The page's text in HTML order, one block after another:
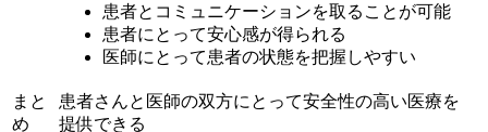
患者とコミュニケーションを取ることが可能
患者にとって安心感が得られる
医師にとって患者の状態を把握しやすい
まと
め
患者さんと医師の双方にとって安全性の高い医療を
提供できる